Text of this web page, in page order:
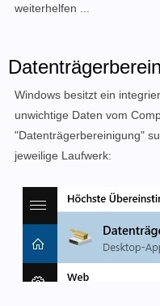
weiterhelfen ...
Windows besitzt ein
unwichtige Daten vom
"Datenträgerbereinigung"
jeweilige Laufwerk: